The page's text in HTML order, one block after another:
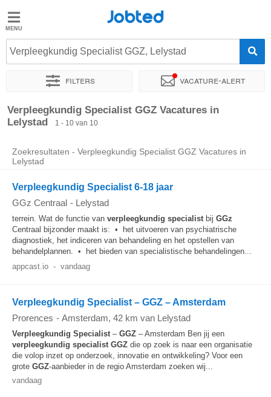
Jobted
Vacatures
Salarissen
Jobted
Verpleegkundig Specialist GGZ, Lelystad
Filters Vacature-alert
Sorteer op Exacte locatie Bedrijf
Verpleegkundig Specialist GGZ Vacatures in
Lelystad
1 - 10 van 10
Zoekresultaten - Verpleegkundig Specialist GGZ Vacatures in
Lelystad
Verpleegkundig Specialist 6-18 jaar
GGz Centraal - Lelystad
terrein. Wat de functie van verpleegkundig specialistbij GGz
Centraal bijzonder maakt is: • het uitvoeren van psychiatrische
diagnostiek, het indiceren van behandeling en het opstellen van
behandelplannen. • het bieden van specialistische behandelingen...
appcast.io - vandaag
Verpleegkundig Specialist – GGZ – Amsterdam
Prorences - Amsterdam, 42 km van Lelystad
Verpleegkundig Specialist– GGZ – Amsterdam Ben jij een
verpleegkundig specialist GGZ die op zoek is naar een organisatie
die volop inzet op onderzoek, innovatie en ontwikkeling? Voor een
grote GGZ-aanbieder in de regio Amsterdam zoeken wij...
vandaag